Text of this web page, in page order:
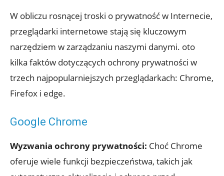
W‍ obliczu rosnącej troski ​o‍ prywatność w Internecie,
przeglądarki internetowe stają⁣ się ⁣kluczowym
narzędziem w zarządzaniu naszymi ‍danymi. oto
kilka faktów dotyczących ochrony prywatności w
trzech⁤ najpopularniejszych przeglądarkach: Chrome,
Firefox⁣ i edge.
Google ⁤Chrome
Wyzwania ochrony prywatności: Choć Chrome
⁣oferuje ‍wiele funkcji bezpieczeństwa, takich jak